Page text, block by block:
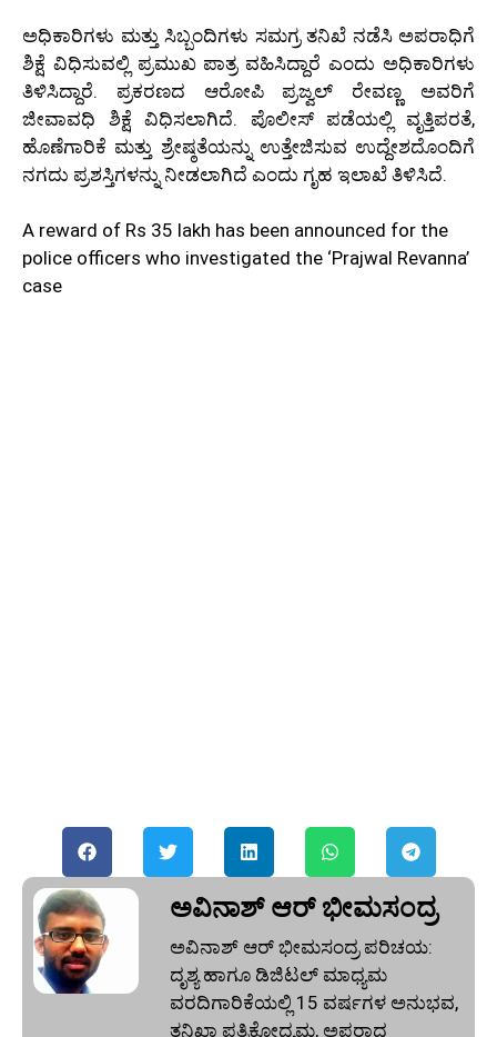
ಅಧಿಕಾರಿಗಳು ಮತ್ತು ಸಿಬ್ಬಂದಿಗಳು ಸಮಗ್ರ ತನಿಖೆ ನಡೆಸಿ ಅಪರಾಧಿಗೆ
ಶಿಕ್ಷೆ ವಿಧಿಸುವಲ್ಲಿ ಪ್ರಮುಖ ಪಾತ್ರ ವಹಿಸಿದ್ದಾರೆ ಎಂದು ಅಧಿಕಾರಿಗಳು
ತಿಳಿಸಿದ್ದಾರೆ. ಪ್ರಕರಣದ ಆರೋಪಿ ಪ್ರಜ್ವಲ್ ರೇವಣ್ಣ ಅವರಿಗೆ
ಜೀವಾವಧಿ ಶಿಕ್ಷೆ ವಿಧಿಸಲಾಗಿದೆ. ಪೊಲೀಸ್ ಪಡೆಯಲ್ಲಿ ವೃತ್ತಿಪರತೆ,
ಹೊಣೆಗಾರಿಕೆ ಮತ್ತು ಶ್ರೇಷ್ಠತೆಯನ್ನು ಉತ್ತೇಜಿಸುವ ಉದ್ದೇಶದೊಂದಿಗೆ
ನಗದು ಪ್ರಶಸ್ತಿಗಳನ್ನು ನೀಡಲಾಗಿದೆ ಎಂದು ಗೃಹ ಇಲಾಖೆ ತಿಳಿಸಿದೆ.
A reward of Rs 35 lakh has been announced for the
police officers who investigated the ‘Prajwal Revanna’
case
ಅವಿನಾಶ್‌ ಆರ್‌ ಭೀಮಸಂದ್ರ
ಅವಿನಾಶ್‌ ಆರ್‌ ಭೀಮಸಂದ್ರ ಪರಿಚಯ:
ದೃಶ್ಯ ಹಾಗೂ ಡಿಜಿಟಲ್ ಮಾಧ್ಯಮ
ವರದಿಗಾರಿಕೆಯಲ್ಲಿ 15 ವರ್ಷಗಳ ಅನುಭವ,
ತನಿಖಾ ಪತ್ರಿಕೋದ್ಯಮ, ಅಪರಾಧ